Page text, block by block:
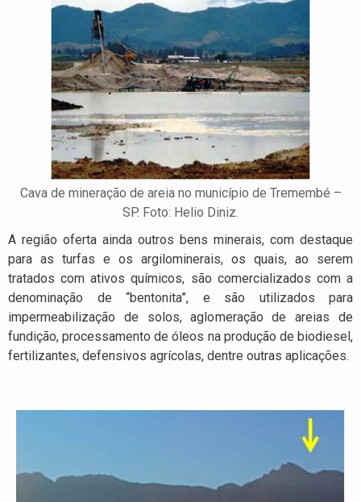
Cava de mineração de areia no município de Tremembé –
SP. Foto: Helio Diniz.
A região oferta ainda outros bens minerais, com destaque
para as turfas e os argilominerais, os quais, ao serem
tratados com ativos químicos, são comercializados com a
denominação de “bentonita”, e são utilizados para
impermeabilização de solos, aglomeração de areias de
fundição, processamento de óleos na produção de biodiesel,
fertilizantes, defensivos agrícolas, dentre outras aplicações.